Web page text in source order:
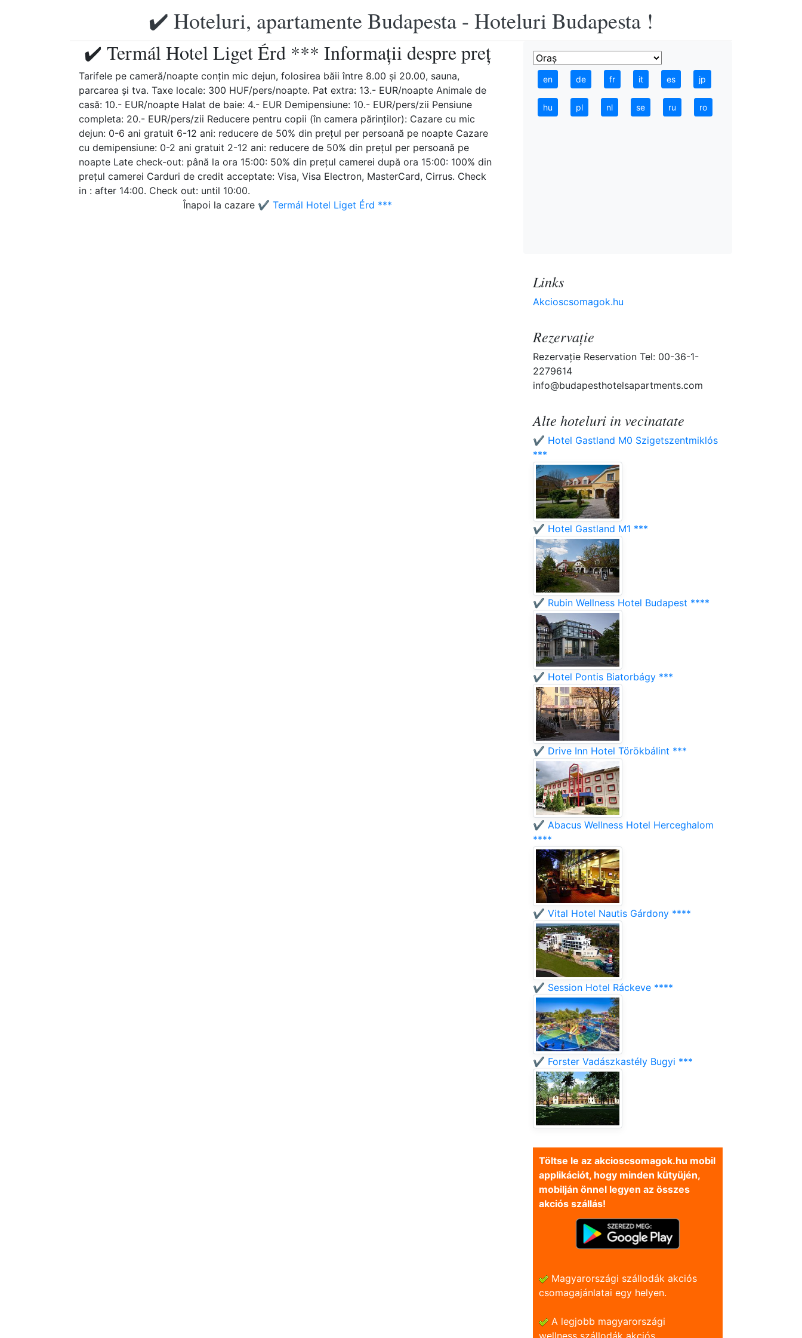
✔️ Hoteluri, apartamente Budapesta - Hoteluri Budapesta !
✔️ Termál Hotel Liget Érd *** Informații despre preț
Tarifele pe cameră/noapte conţin mic dejun, folosirea băii între 8.00 şi 20.00, sauna,
parcarea şi tva. Taxe locale: 300 HUF/pers/noapte. Pat extra: 13.- EUR/noapte Animale de
casă: 10.- EUR/noapte Halat de baie: 4.- EUR Demipensiune: 10.- EUR/pers/zii Pensiune
completa: 20.- EUR/pers/zii Reducere pentru copii (în camera părinţilor): Cazare cu mic
dejun: 0-6 ani gratuit 6-12 ani: reducere de 50% din prețul per persoană pe noapte Cazare
cu demipensiune: 0-2 ani gratuit 2-12 ani: reducere de 50% din prețul per persoană pe
noapte Late check-out: până la ora 15:00: 50% din prețul camerei după ora 15:00: 100% din
prețul camerei Carduri de credit acceptate: Visa, Visa Electron, MasterCard, Cirrus. Check
in : after 14:00. Check out: until 10:00.
Înapoi la cazare ✔️ Termál Hotel Liget Érd ***
en de fr it es jp
hu pl nl se ru ro
Links
Akcioscsomagok.hu
Rezervaţie
Rezervaţie Reservation Tel: 00-36-1-
2279614
info@budapesthotelsapartments.com
Alte hoteluri in vecinatate
✔️ Hotel Gastland M0 Szigetszentmiklós
***
✔️ Hotel Gastland M1 ***
✔️ Rubin Wellness Hotel Budapest ****
✔️ Hotel Pontis Biatorbágy ***
✔️ Drive Inn Hotel Törökbálint ***
✔️ Abacus Wellness Hotel Herceghalom
****
✔️ Vital Hotel Nautis Gárdony ****
✔️ Session Hotel Ráckeve ****
✔️ Forster Vadászkastély Bugyi ***
Töltse le az akcioscsomagok.hu mobil
applikációt, hogy minden kütyüjén,
mobilján önnel legyen az összes
akciós szállás!
Magyarországi szállodák akciós
csomagajánlatai egy helyen.
A legjobb magyarországi